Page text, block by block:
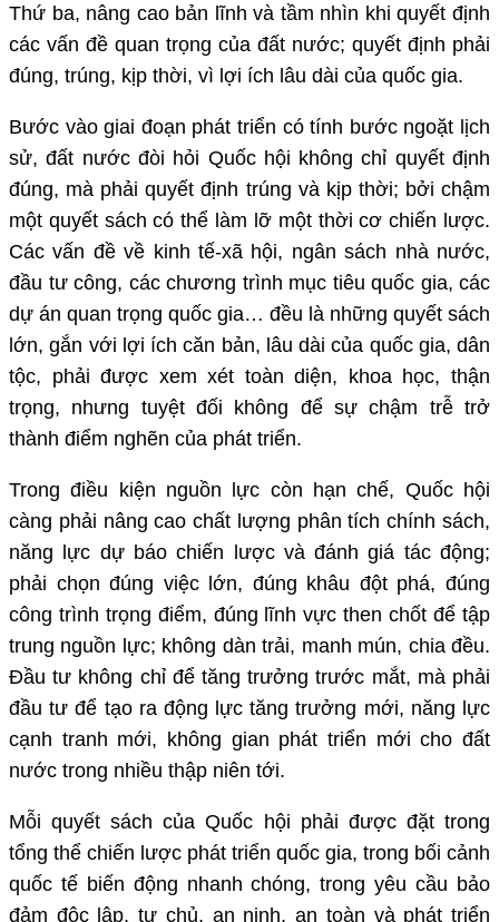
Thứ ba, nâng cao bản lĩnh và tầm nhìn khi quyết định
các vấn đề quan trọng của đất nước; quyết định phải
đúng, trúng, kịp thời, vì lợi ích lâu dài của quốc gia.
Bước vào giai đoạn phát triển có tính bước ngoặt lịch
sử, đất nước đòi hỏi Quốc hội không chỉ quyết định
đúng, mà phải quyết định trúng và kịp thời; bởi chậm
một quyết sách có thể làm lỡ một thời cơ chiến lược.
Các vấn đề về kinh tế-xã hội, ngân sách nhà nước,
đầu tư công, các chương trình mục tiêu quốc gia, các
dự án quan trọng quốc gia… đều là những quyết sách
lớn, gắn với lợi ích căn bản, lâu dài của quốc gia, dân
tộc, phải được xem xét toàn diện, khoa học, thận
trọng, nhưng tuyệt đối không để sự chậm trễ trở
thành điểm nghẽn của phát triển.
Trong điều kiện nguồn lực còn hạn chế, Quốc hội
càng phải nâng cao chất lượng phân tích chính sách,
năng lực dự báo chiến lược và đánh giá tác động;
phải chọn đúng việc lớn, đúng khâu đột phá, đúng
công trình trọng điểm, đúng lĩnh vực then chốt để tập
trung nguồn lực; không dàn trải, manh mún, chia đều.
Đầu tư không chỉ để tăng trưởng trước mắt, mà phải
đầu tư để tạo ra động lực tăng trưởng mới, năng lực
cạnh tranh mới, không gian phát triển mới cho đất
nước trong nhiều thập niên tới.
Mỗi quyết sách của Quốc hội phải được đặt trong
tổng thể chiến lược phát triển quốc gia, trong bối cảnh
quốc tế biến động nhanh chóng, trong yêu cầu bảo
đảm độc lập, tự chủ, an ninh, an toàn và phát triển